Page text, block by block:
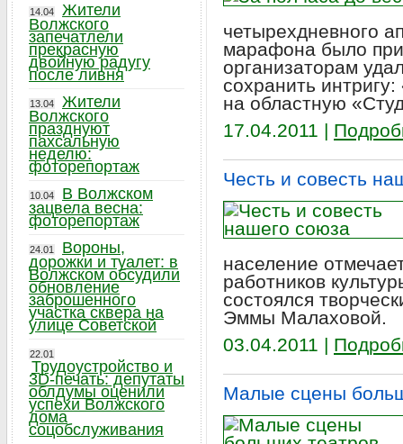
четырехдневного
марафона было
организаторам
сохранить
на областную
17.04.2011 |
Честь и совесть
население
работников
состоялся
Эммы Малаховой.
03.04.2011 |
Малые сцены
14.04
Жители
Волжского
запечатлели
прекрасную
двойную радугу
после ливня
13.04
Жители
Волжского
празднуют
пахсальную
неделю:
фоторепортаж
10.04
В Волжском
зацвела весна:
фоторепортаж
24.01
Вороны,
дорожки и туалет: в
Волжском обсудили
обновление
заброшенного
участка сквера на
улице Советской
22.01
Трудоустройство и
3D-печать: депутаты
облдумы оценили
успехи Волжского
дома
соцобслуживания